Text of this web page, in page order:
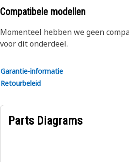
Compatibele modellen
Momenteel hebben we geen
voor dit onderdeel.
Garantie-informatie
Retourbeleid
Parts Diagrams